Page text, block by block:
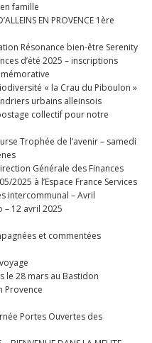
famille
EN PROVENCE 1ère
Résonance bien-être Serenity
d’été 2025 – inscriptions
« la Crau du Piboulon »
urbains alleinsois
collectif pour notre
Trophée de l’avenir – samedi
Générale des Finances
2025 à l’Espace France Services
intercommunal – Avril
– 12 avril 2025
et commentées
le 28 mars au Bastidon
Provence
Portes Ouvertes des